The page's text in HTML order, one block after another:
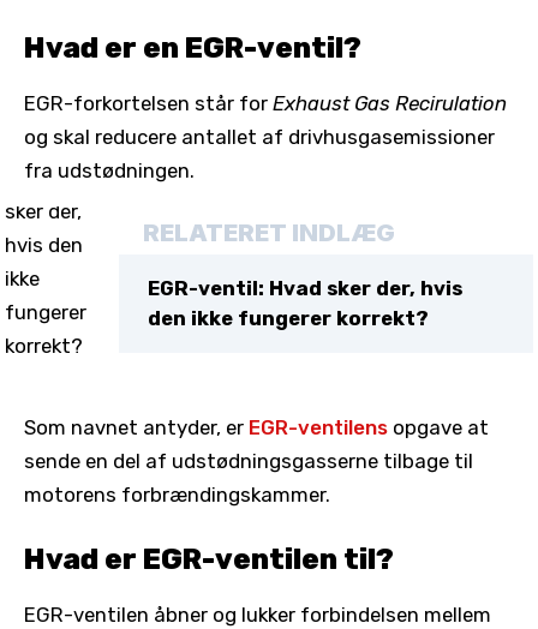
Hvad er en EGR-ventil?
EGR-forkortelsen står for Exhaust Gas Recirulation
og skal reducere antallet af drivhusgasemissioner
fra udstødningen.
RELATERET INDLÆG
EGR-ventil: Hvad sker der, hvis
den ikke fungerer korrekt?
Som navnet antyder, er EGR-ventilens opgave at
sende en del af udstødningsgasserne tilbage til
motorens forbrændingskammer.
Hvad er EGR-ventilen til?
EGR-ventilen åbner og lukker forbindelsen mellem